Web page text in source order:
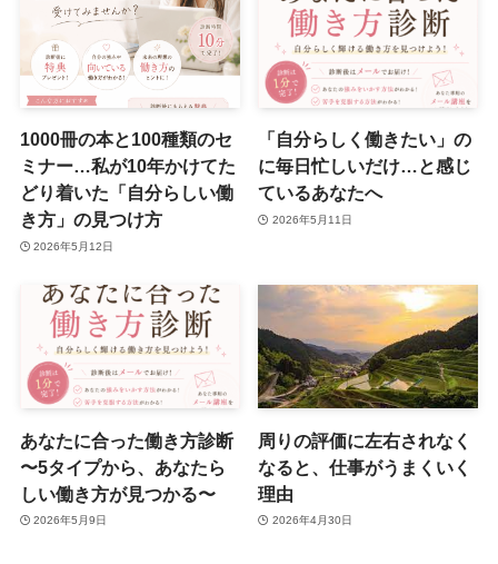
1000冊の本と100種類のセ
ミナー…私が10年かけてた
どり着いた「自分らしい働
き方」の見つけ方
2026年5月12日
「自分らしく働きたい」の
に毎日忙しいだけ…と感じ
ているあなたへ
2026年5月11日
あなたに合った働き方診断
〜5タイプから、あなたら
しい働き方が見つかる〜
2026年5月9日
周りの評価に左右されなく
なると、仕事がうまくいく
理由
2026年4月30日